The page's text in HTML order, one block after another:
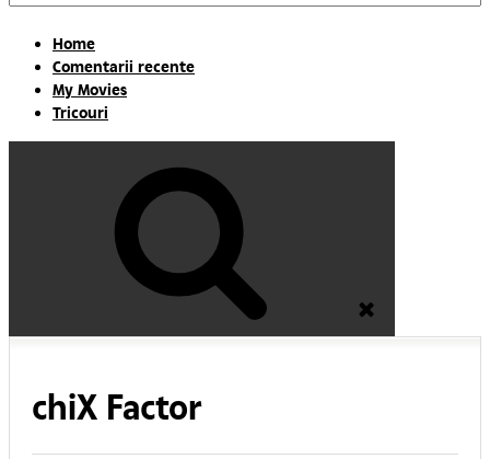
Home
Comentarii recente
My Movies
Tricouri
chiX Factor